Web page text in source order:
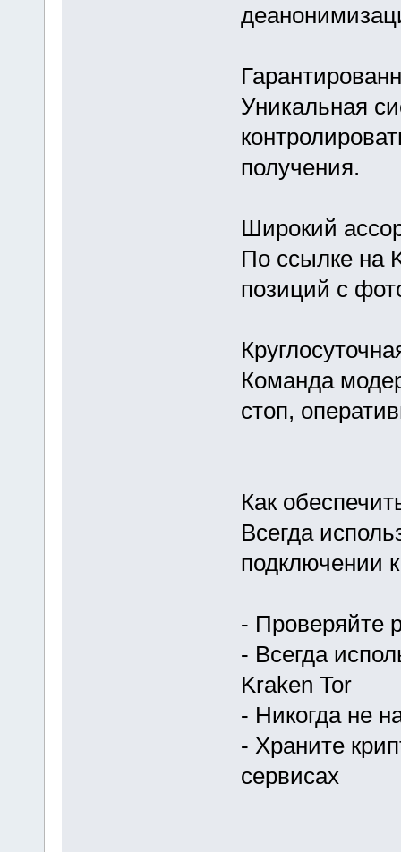
Уникальная
получения.
Широкий
По ссылке на
позиций с
Команда
стоп,
Как
Всегда
подключении
- Проверяйте
- Всегда
Kraken Tor
- Никогда не
- Храните
сервисах